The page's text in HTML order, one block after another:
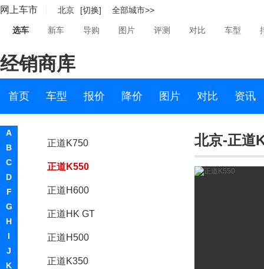
网上车市 北京 [切换] 全部城市>>
选车 新车 导购 图片 评测 对比 车型
经销商库
首页 车型 报价 降价 图片 对比 资讯
A
B
C
D
F
G
H
I
J
K
宇通
Zenvo
正道汽车
正道K750
正道K550
正道H600
正道HK GT
正道H500
正道K350
北京-正道